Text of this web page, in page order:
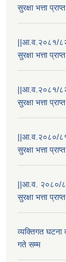
सुरक्षा भत्ता
||आ.व.२०८१/८२
सुरक्षा भत्ता
||आ.व.२०८१/८२
सुरक्षा भत्ता
||आ.व.२०८०/८१
सुरक्षा भत्ता
||आ.व. २०८०/
सुरक्षा भत्ता
व्यक्तिगत घटना
गते सम्म